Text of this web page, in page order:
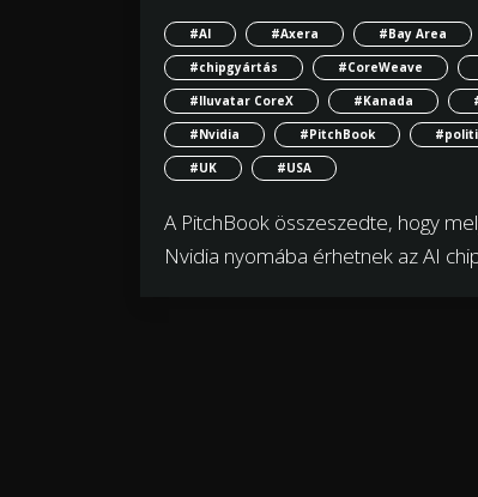
#AI #Axera #Bay Area
#chipgyártás
#CoreWeave
#Iluvatar CoreX
#Kanada
#Nvidia
#PitchBook
#UK
#USA
A PitchBook összeszedte, hogy
Nvidia nyomába érhetnek az AI